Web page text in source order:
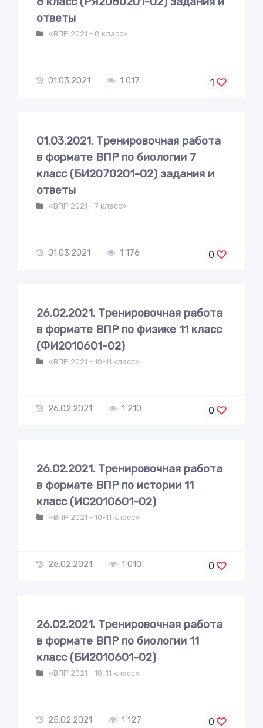
ответы
«ВПР 2021 - 8 класс»
01.03.2021 1 017 1
01.03.2021. Тренировочная работа
в формате ВПР по биологии 7
класс (БИ2070201-02) задания и
ответы
«ВПР 2021 - 7 класс»
01.03.2021 1 176 0
26.02.2021. Тренировочная работа
в формате ВПР по физике 11 класс
(ФИ2010601-02)
«ВПР 2021 - 10-11 класс»
26.02.2021 1 210 0
26.02.2021. Тренировочная работа
в формате ВПР по истории 11
класс (ИС2010601-02)
«ВПР 2021 - 10-11 класс»
26.02.2021 1 010 0
26.02.2021. Тренировочная работа
в формате ВПР по биологии 11
класс (БИ2010601-02)
«ВПР 2021 - 10-11 класс»
25.02.2021 1 127 0